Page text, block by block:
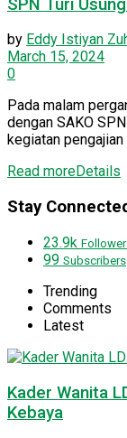
SPN Turi
by Eddy Istiyan
March 15, 2024
0
Pada malam
dengan SAKO
kegiatan pengajian
Read moreDetails
Stay
23.9k
99 Subscribers
Trending
Comments
Latest
Kader Wanita
Kebaya